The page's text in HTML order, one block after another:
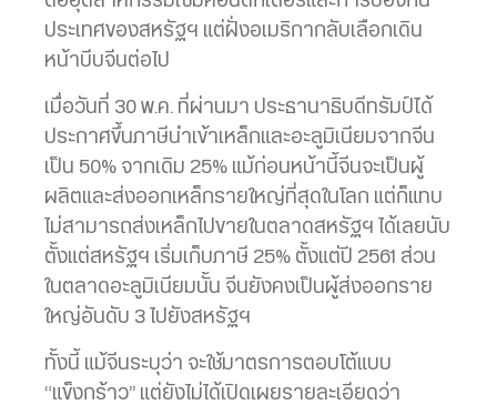
ประเทศของสหรัฐฯ แต่ฝั่งอเมริกากลับเลือกเดิน
หน้าบีบจีนต่อไป
เมื่อวันที่ 30 พ.ค. ที่ผ่านมา ประธานาธิบดีทรัมป์ได้
ประกาศขึ้นภาษีนำเข้าเหล็กและอะลูมิเนียมจากจีน
เป็น 50% จากเดิม 25% แม้ก่อนหน้านี้จีนจะเป็นผู้
ผลิตและส่งออกเหล็กรายใหญ่ที่สุดในโลก แต่ก็แทบ
ไม่สามารถส่งเหล็กไปขายในตลาดสหรัฐฯ ได้เลยนับ
ตั้งแต่สหรัฐฯ เริ่มเก็บภาษี 25% ตั้งแต่ปี 2561 ส่วน
ในตลาดอะลูมิเนียมนั้น จีนยังคงเป็นผู้ส่งออกราย
ใหญ่อันดับ 3 ไปยังสหรัฐฯ
ทั้งนี้ แม้จีนระบุว่า จะใช้มาตรการตอบโต้แบบ
“แข็งกร้าว” แต่ยังไม่ได้เปิดเผยรายละเอียดว่า